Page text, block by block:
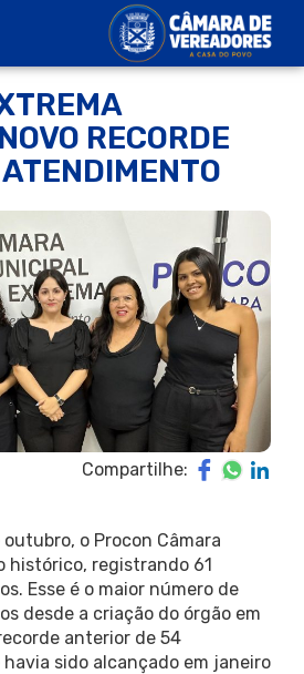
RECORDE
Compartilhe:
o Procon Câmara
histórico, registrando 61
Esse é o maior número de
desde a criação do órgão em
anterior de 54
sido alcançado em janeiro